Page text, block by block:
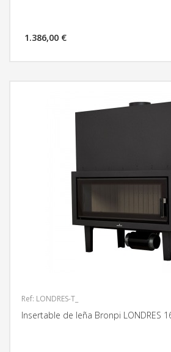
1.386,00 €
Ref: LONDRES-T_
Insertable de leña Bronpi LONDRES